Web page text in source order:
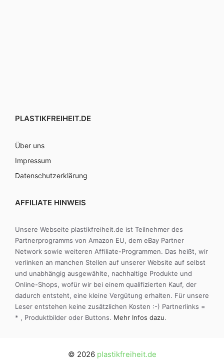
PLASTIKFREIHEIT.DE
Über uns
Impressum
Datenschutzerklärung
AFFILIATE HINWEIS
Unsere Webseite plastikfreiheit.de ist Teilnehmer des
Partnerprogramms von Amazon EU, dem eBay Partner
Network sowie weiteren Affiliate-Programmen. Das heißt, wir
verlinken an manchen Stellen auf unserer Website auf selbst
und unabhängig ausgewählte, nachhaltige Produkte und
Online-Shops, wofür wir bei einem qualifizierten Kauf, der
dadurch entsteht, eine kleine Vergütung erhalten. Für unsere
Leser entstehen keine zusätzlichen Kosten :-) Partnerlinks =
* , Produktbilder oder Buttons. Mehr Infos dazu.
© 2026 plastikfreiheit.de